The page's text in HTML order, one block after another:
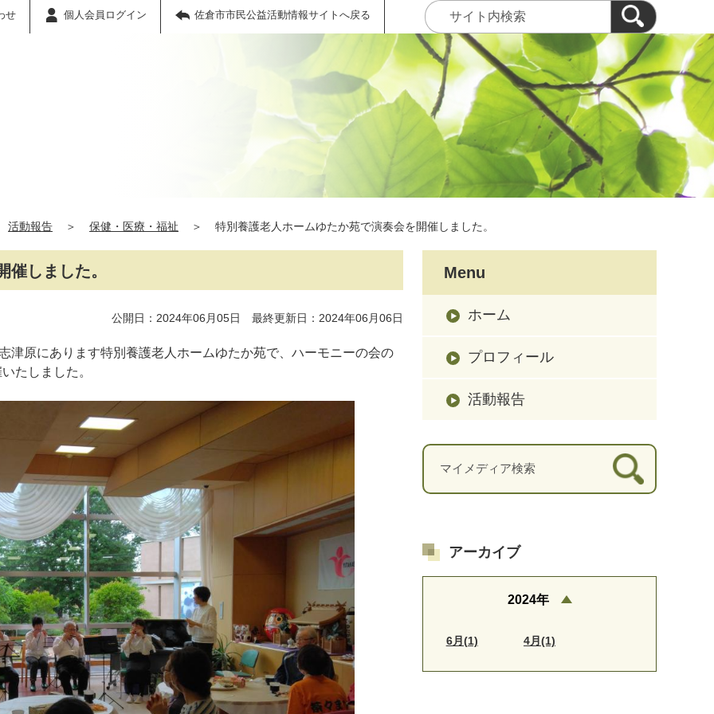
せ 個人会員ログイン 佐倉市市民公益活動情報サイトへ戻る
活動報告 ＞ 保健・医療・福祉 ＞ 特別養護老人ホームゆたか苑で演奏会を開催しました。
しました。
公開日：2024年06月05日 最終更新日：2024年06月06日
津原にあります特別養護老人ホームゆたか苑で、ハーモニーの会の
たしました。
Menu
ホーム
プロフィール
活動報告
アーカイブ
2024年
6月(1) 4月(1)